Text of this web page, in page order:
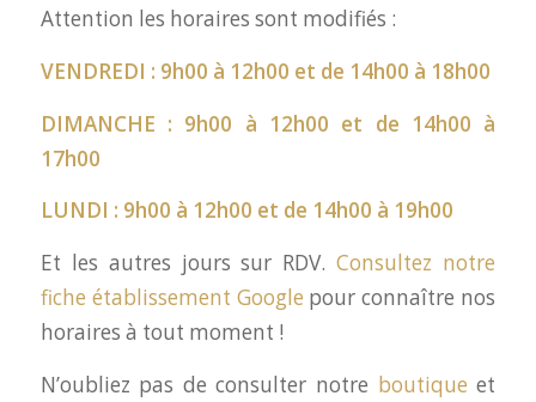
Attention les horaires sont modifiés :
VENDREDI : 9h00 à 12h00 et de 14h00 à 18h00
DIMANCHE : 9h00 à 12h00 et de 14h00 à
17h00
LUNDI : 9h00 à 12h00 et de 14h00 à 19h00
Et les autres jours sur RDV.Consultez notre
fiche établissement Google pour connaître nos
horaires à tout moment !
N’oubliez pas de consulter notre boutique et